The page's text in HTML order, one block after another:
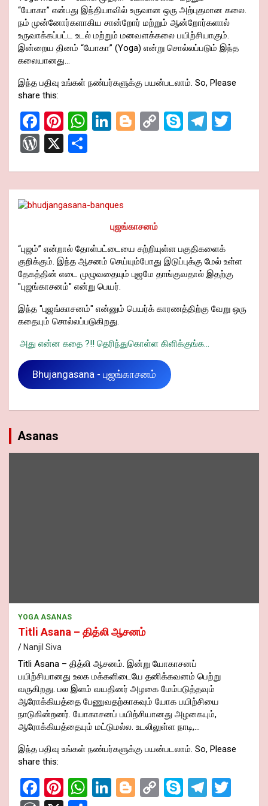
“யோகா” என்பது இந்தியாவில் உருவான ஒரு அற்புதமான கலை.
நம் முன்னோர்களாகிய சான்றோர் மற்றும் ஆன்றோர்களால்
உருவாக்கப்பட்ட உடல் மற்றும் மனவளக்கலை பயிற்சியாகும்.
இன்றைய தினம் “யோகா” (Yoga) என்று சொல்லப்படும் இந்த
கலையானது…
இந்த பதிவு உங்கள் நண்பர்களுக்கு பயன்படலாம். So, Please
share this:
F
a
ce
b
o
o
Pi
nt
er
es
t
W
s
A
Li
dI
n
Bl
g
C
Li
S
e
T
gr er
W
Pr
s
X
e
புஜங்காசனம்
“புஜம்” என்றால் தோள்பட்டையை சுற்றியுள்ள பகுதிகளைக்
குறிக்கும். இந்த ஆசனம் செய்யும்போது இடுப்புக்கு மேல் உள்ள
தேகத்தின் எடை முழுவதையும் புஜமே தாங்குவதால் இதற்கு
"புஜங்காசனம்" என்று பெயர்.
இந்த "புஜங்காசனம்" என்னும் பெயர்க் காரணத்திற்கு வேறு ஒரு
கதையும் சொல்லப்படுகிறது.
அது என்ன கதை ?!! தெரிந்துகொள்ள கிளிக்குங்க...
Bhujangasana - புஜங்காசனம்
Asanas
YOGA ASANAS
Titli Asana – தித்லி ஆசனம்
Nanjil Siva
Titli Asana – தித்லி ஆசனம். இன்று யோகாசனப்
பயிற்சியானது உலக மக்களிடையே தனிக்கவனம் பெற்று
வருகிறது. பல இளம் வயதினர் அழகை மேம்படுத்தவும்
ஆரோக்கியத்தை பேணுவதற்காகவும் யோக பயிற்சியை
நாடுகின்றனர். யோகாசனப் பயிற்சியானது அழகையும்,
ஆரோக்கியத்தையும் மட்டுமல்ல. உடலிலுள்ள நாடி,…
இந்த பதிவு உங்கள் நண்பர்களுக்கு பயன்படலாம். So, Please
share this:
F
Pi W Li
Bl C
S
T